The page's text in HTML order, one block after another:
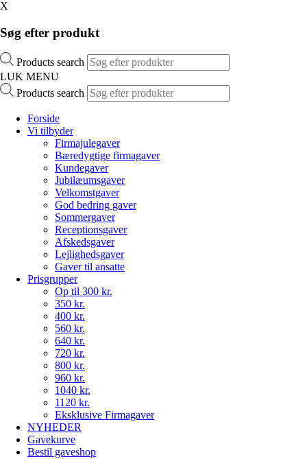
X
Søg efter produkt
Products search
LUK MENU
Products search
Forside
Vi tilbyder
Firmajulegaver
Bæredygtige firmagaver
Kundegaver
Jubilæumsgaver
Velkomstgaver
God bedring gaver
Sommergaver
Receptionsgaver
Afskedsgaver
Lejlighedsgaver
Gaver til ansatte
Prisgrupper
Op til 300 kr.
350 kr.
400 kr.
560 kr.
640 kr.
720 kr.
800 kr.
960 kr.
1040 kr.
1120 kr.
Eksklusive Firmagaver
NYHEDER
Gavekurve
Bestil gaveshop